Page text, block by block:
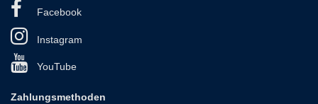
Facebook
Instagram
YouTube
Zahlungsmethoden